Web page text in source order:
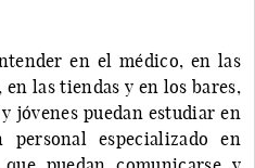
en el médico, en las
las tiendas y en los bares,
jóvenes puedan estudiar en
especializado en